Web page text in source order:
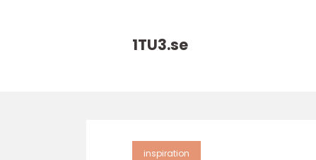
1TU3.se
inspiration